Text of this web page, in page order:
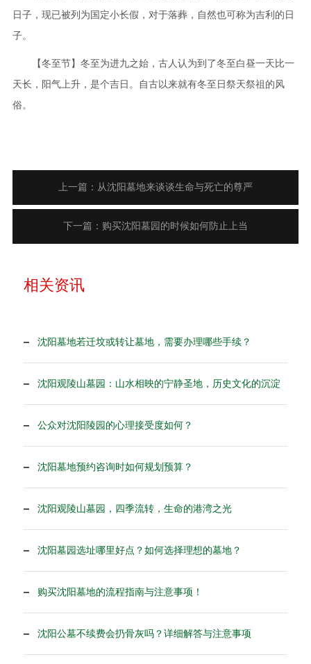
日子，现已被列为国定小长假，对于落葬，自然也可称为吉利的日
子。
【冬至节】冬至为进九之始，古人认为到了冬至白昼一天比一
天长，阳气上升，是个吉日。自古以来就有冬至日祭天祭祖的风
俗。
上一篇：从沈阳墓地来谈谈生命与死亡的尊严
下一篇：购买沈阳墓园的时候如何防止上当
相关资讯
沈阳墓地若迁坟或转让墓地，需要办理哪些手续？
沈阳观陵山墓园：山水相映的宁静圣地，历史文化的沉淀
公众对沈阳陵园的心理接受度如何？
沈阳墓地预约咨询时如何规划预算？
沈阳观陵山墓园，四季流转，生命的港湾之光
沈阳墓园选址哪里好点？如何选择理想的墓地？
购买沈阳墓地的流程指南与注意事项！
沈阳公墓不续费会扔骨灰吗？详细解答与注意事项